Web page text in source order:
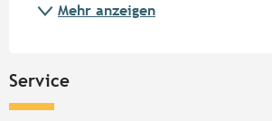
Mehr anzeigen
Service